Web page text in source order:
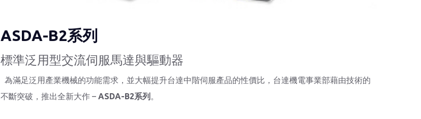
ASDA-B2系列
標準泛用型交流伺服馬達與驅動器
為滿足泛用產業機械的功能需求，並大幅提升台達中階伺服產品的性價比，台達機電事業部藉由技術的
不斷突破，推出全新大作 – ASDA-B2系列 。